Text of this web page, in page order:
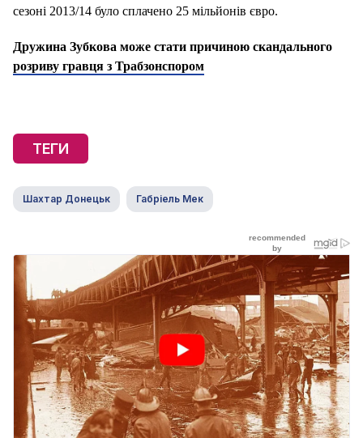
сезоні 2013/14 було сплачено 25 мільйонів євро.
Дружина Зубкова може стати причиною скандального
розриву гравця з Трабзонспором
ТЕГИ
Шахтар Донецьк Габріель Мек